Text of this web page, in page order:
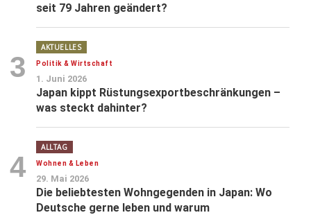
seit 79 Jahren geändert?
3
AKTUELLES
Politik & Wirtschaft
1. Juni 2026
Japan kippt Rüstungsexportbeschränkungen –
was steckt dahinter?
4
ALLTAG
Wohnen & Leben
29. Mai 2026
Die beliebtesten Wohngegenden in Japan: Wo
Deutsche gerne leben und warum